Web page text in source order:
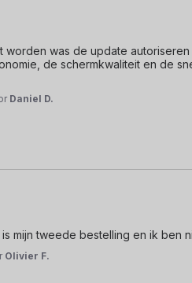
worden was de update
de schermkwaliteit en de
Daniel D.
mijn tweede bestelling en ik ben
Olivier F.